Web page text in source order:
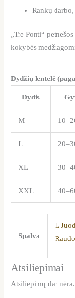
Rankų
„Tre Ponti“
kokybės
Dydžių lentelė
Dydis
M
L
XL
XXL
Spalva
L
Atsiliepimai
Atsiliepimų dar nėra.